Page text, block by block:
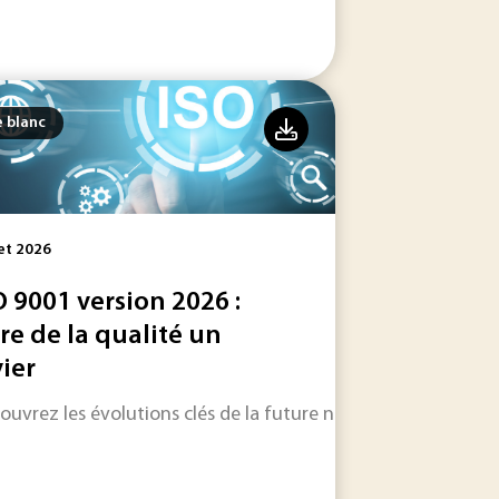
par le CDEFI.
SMI jusqu’aux outils les plus innovants, ce guide
blanc
2026
9001 version 2026 :
de la qualité un
les évolutions clés de la future norme ISO 9001